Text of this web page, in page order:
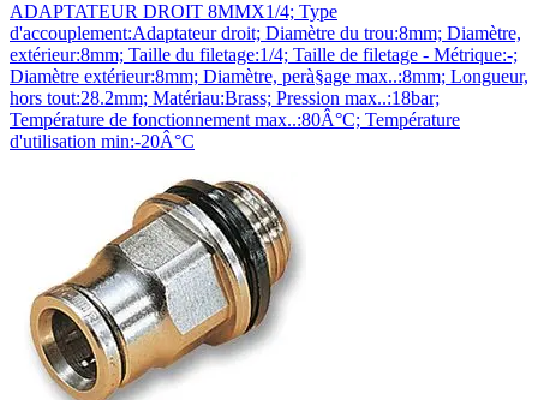
ADAPTATEUR DROIT 8MMX1/4; Type
d'accouplement:Adaptateur droit; Diamètre du trou:8mm; Diamètre,
extérieur:8mm; Taille du filetage:1/4; Taille de filetage - Métrique:-;
Diamètre extérieur:8mm; Diamètre, perà§age max..:8mm; Longueur,
hors tout:28.2mm; Matériau:Brass; Pression max..:18bar;
Température de fonctionnement max..:80Â°C; Température
d'utilisation min:-20Â°C